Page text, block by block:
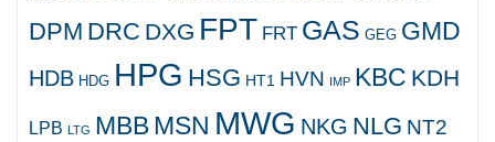
DPM DRC DXG FPT FRT GAS GEG GMD
HDB HDG HPG HSG HT1 HVN IMP KBC KDH
LPB LTG MBBMSN MWG NKG NLG NT2